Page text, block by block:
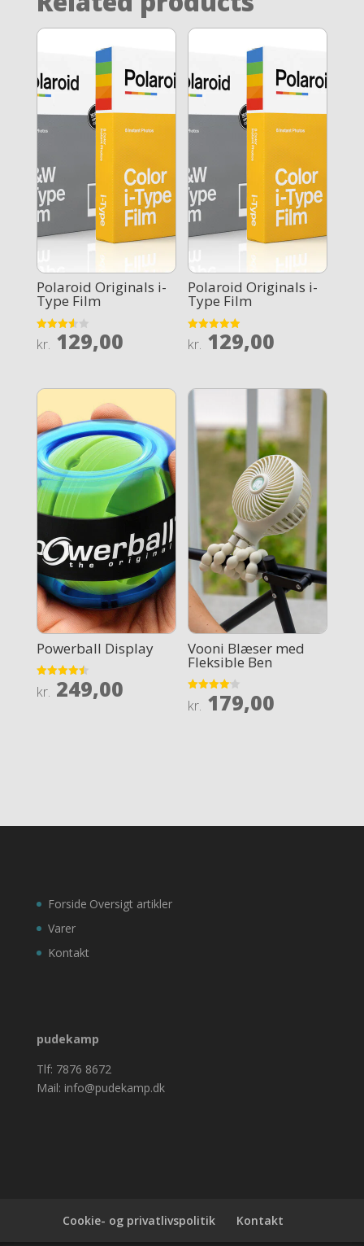
Polaroid Originals i-
Type Film
Rated
3.6
kr. 129,00
Polaroid Originals i-
Type Film
Rated
4.9
kr. 129,00
Powerball Display
Rated
4.5
kr. 249,00
Vooni Blæser med
Fleksible Ben
Rated
4.1
kr. 179,00
Forside
Varer
Kontakt
Oversigt artikler
pudekamp
Tlf: 7876 8672
Mail: info@pudekamp.dk
Cookie- og privatlivspolitik Kontakt